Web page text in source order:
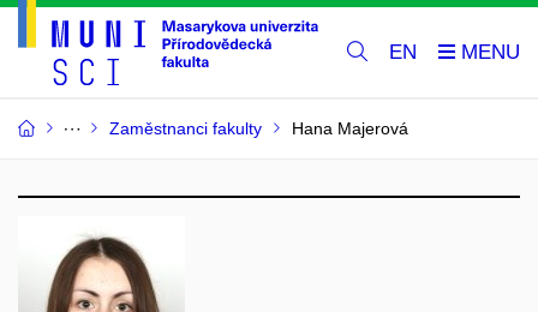
EN
Zaměstnanci fakulty Hana Majerová